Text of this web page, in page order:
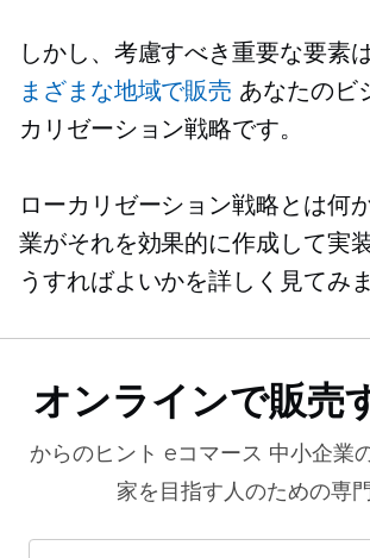
しかし、考慮すべき重要な要素
まざまな地域で販売 あなたのビ
カリゼーション戦略です。
ローカリゼーション戦略とは何
業がそれを効果的に作成して実
うすればよいかを詳しく見てみ
オンラインで販売
からのヒント eコマース 中小企業
家を目指す人のための専門